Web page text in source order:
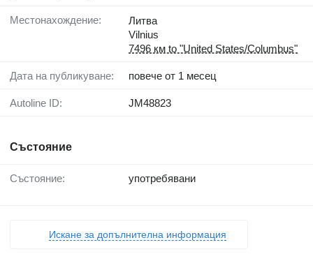
Местонахождение:
Литва
Vilnius
7496 км to "United States/Columbus"
Дата на публикуване: повече от 1 месец
Autoline ID: JM48823
Състояние
Състояние: употребявани
Искане за допълнителна информация